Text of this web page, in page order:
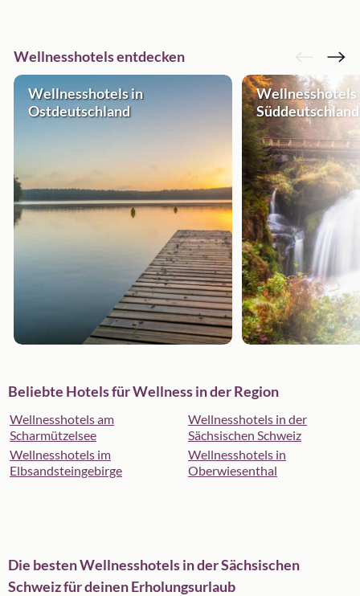
Wellnesshotels entdecken
Wellnesshotels in
Ostdeutschland
Wellnesshotels
Süddeutschland
Beliebte Hotels für Wellness in der Region
Wellnesshotels am
Scharmützelsee
Wellnesshotels im
Elbsandsteingebirge
Wellnesshotels in der
Sächsischen Schweiz
Wellnesshotels in
Oberwiesenthal
Die besten Wellnesshotels in der Sächsischen
Schweiz für deinen Erholungsurlaub